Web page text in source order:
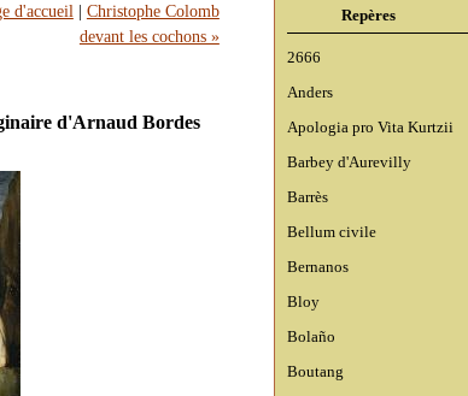
Repères
2666
Anders
Apologia pro Vita Kurtzii
Barbey d'Aurevilly
Barrès
Bellum civile
Bernanos
Bloy
Bolaño
Boutang
d'accueil | Christophe Colomb
devant les cochons »
d'Arnaud Bordes